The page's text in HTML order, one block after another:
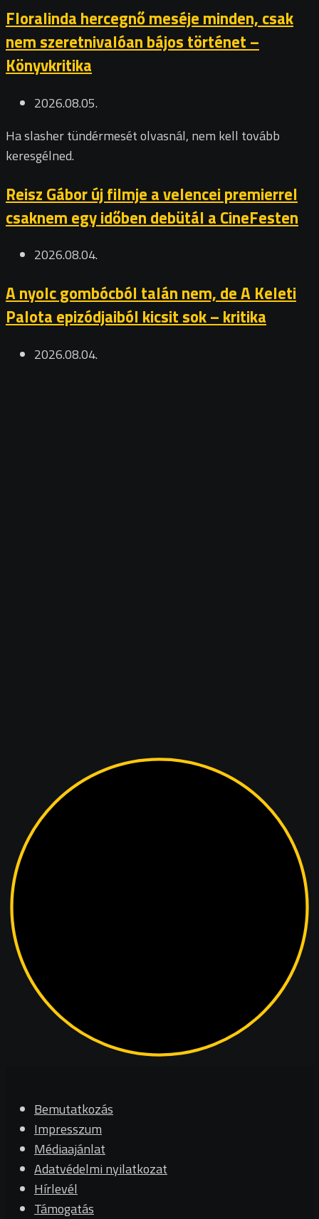
Floralinda hercegnő meséje minden, csak
nem szeretnivalóan bájos történet –
Könyvkritika
2026.08.05.
Ha slasher tündérmesét olvasnál, nem kell tovább
keresgélned.
Reisz Gábor új filmje a velencei premierrel
csaknem egy időben debütál a CineFesten
2026.08.04.
A nyolc gombócból talán nem, de A Keleti
Palota epizódjaiból kicsit sok – kritika
2026.08.04.
Bemutatkozás
Impresszum
Médiaajánlat
Adatvédelmi nyilatkozat
Hírlevél
Támogatás